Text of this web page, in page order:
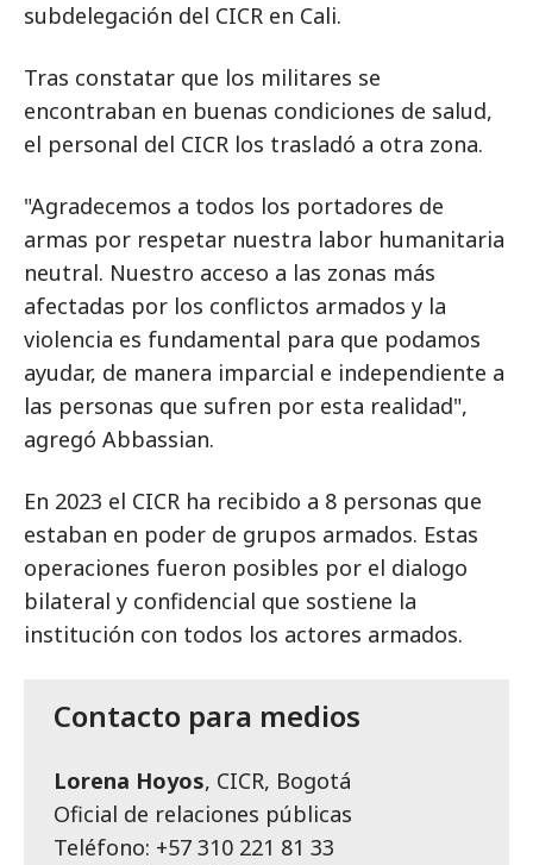
subdelegación del CICR en Cali.
Tras constatar que los militares se
encontraban en buenas condiciones de salud,
el personal del CICR los trasladó a otra zona.
"Agradecemos a todos los portadores de
armas por respetar nuestra labor humanitaria
neutral. Nuestro acceso a las zonas más
afectadas por los conflictos armados y la
violencia es fundamental para que podamos
ayudar, de manera imparcial e independiente a
las personas que sufren por esta realidad",
agregó Abbassian.
En 2023 el CICR ha recibido a 8 personas que
estaban en poder de grupos armados. Estas
operaciones fueron posibles por el dialogo
bilateral y confidencial que sostiene la
institución con todos los actores armados.
Contacto para medios
Lorena Hoyos, CICR, Bogotá
Oficial de relaciones públicas
Teléfono: +57 310 221 81 33